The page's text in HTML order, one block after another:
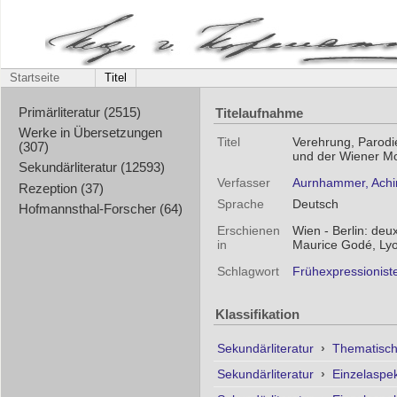
Startseite Titel
Primärliteratur (2515)
Werke in Übersetzungen
(307)
Sekundärliteratur (12593)
Rezeption (37)
Hofmannsthal-Forscher (64)
Titelaufnahme
Titel
Verehrung,
und der Wiener
Verfasser
Aurnhammer,
Sprache
Deutsch
Erschienen
in
Wien - Berlin:
Maurice Godé,
Schlagwort
Klassifikation
Sekundärliteratur ›
Sekundärliteratur ›